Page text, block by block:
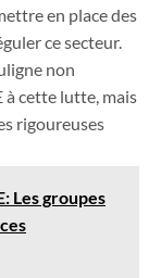
en place des
ce secteur.
non
à cette lutte, mais
rigoureuses
Les groupes